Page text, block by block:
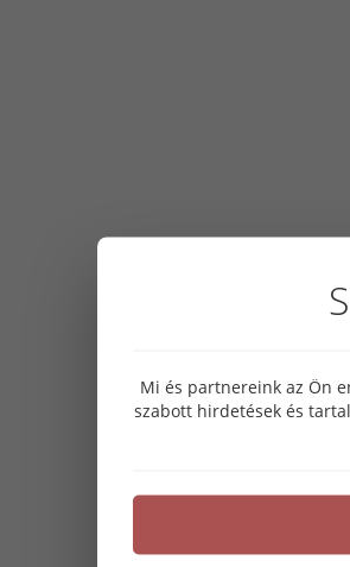
Mi és partnereink az Ön
szabott hirdetések és